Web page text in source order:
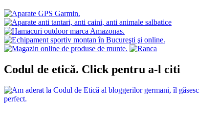
Codul de etică. Click pentru a-l citi